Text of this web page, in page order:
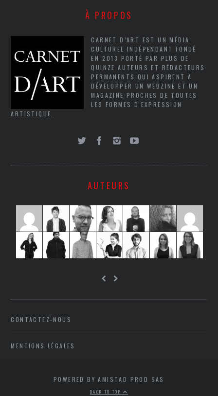
À PROPOS
CARNET D’ART EST UN MÉDIA
CULTUREL INDÉPENDANT FONDÉ
EN 2013 PORTÉ PAR PLUS DE
QUINZE AUTEURS ET RÉDACTEURS
PERMANENTS QUI ASPIRENT À
DÉVELOPPER UN WEBZINE ET UN
MAGAZINE PROCHES DE TOUTES
LES FORMES D'EXPRESSION
ARTISTIQUE.
AUTEURS
CONTACTEZ-NOUS
MENTIONS LÉGALES
POWERED BY AMISTAD PROD SAS
BACK TO TOP